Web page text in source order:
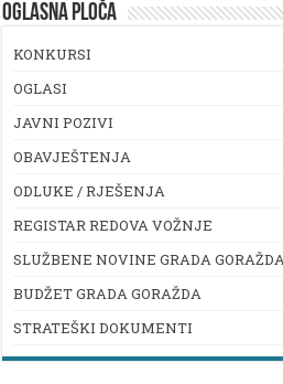
OGLASNA PLOČA
KONKURSI
OGLASI
JAVNI POZIVI
OBAVJEŠTENJA
ODLUKE / RJEŠENJA
REGISTAR REDOVA VOŽNJE
SLUŽBENE NOVINE GRADA
BUDŽET GRADA GORAŽDA
STRATEŠKI DOKUMENTI